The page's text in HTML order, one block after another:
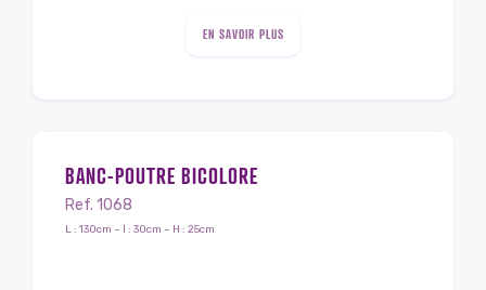
EN SAVOIR PLUS
BANC-POUTRE BICOLORE
Ref. 1068
L : 130cm – l : 30cm – H : 25cm